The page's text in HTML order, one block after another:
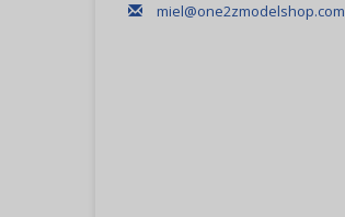
miel@one2zmodelshop.com